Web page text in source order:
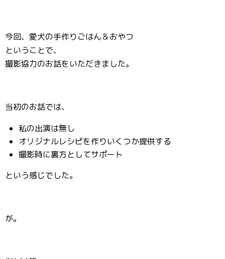
今回、愛犬の手作りごはん＆おやつ
ということで、
撮影協力のお話をいただきました。
当初のお話では、
私の出演は無し
オリジナルレシピを作りいくつか提供する
撮影時に裏方としてサポート
という感じでした。
が。